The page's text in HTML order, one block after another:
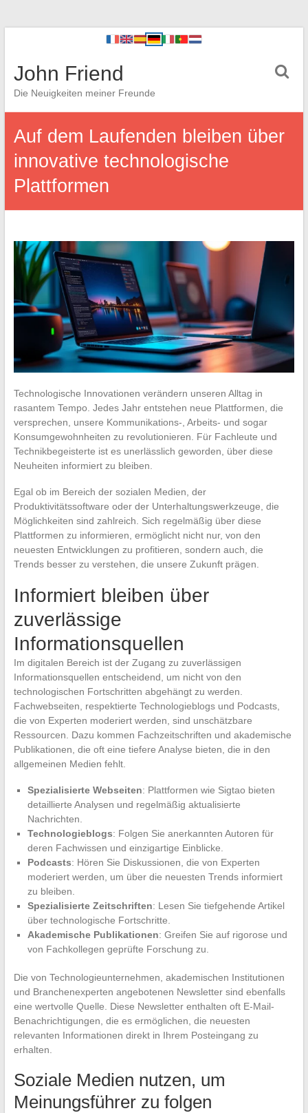
John Friend
Die Neuigkeiten meiner Freunde
Auf dem Laufenden bleiben über
innovative technologische
Plattformen
Technologische Innovationen verändern unseren Alltag in
rasantem Tempo. Jedes Jahr entstehen neue Plattformen, die
versprechen, unsere Kommunikations-, Arbeits- und sogar
Konsumgewohnheiten zu revolutionieren. Für Fachleute und
Technikbegeisterte ist es unerlässlich geworden, über diese
Neuheiten informiert zu bleiben.
Egal ob im Bereich der sozialen Medien, der
Produktivitätssoftware oder der Unterhaltungswerkzeuge, die
Möglichkeiten sind zahlreich. Sich regelmäßig über diese
Plattformen zu informieren, ermöglicht nicht nur, von den
neuesten Entwicklungen zu profitieren, sondern auch, die
Trends besser zu verstehen, die unsere Zukunft prägen.
Informiert bleiben über
zuverlässige
Informationsquellen
Im digitalen Bereich ist der Zugang zu zuverlässigen
Informationsquellen entscheidend, um nicht von den
technologischen Fortschritten abgehängt zu werden.
Fachwebseiten, respektierte Technologieblogs und Podcasts,
die von Experten moderiert werden, sind unschätzbare
Ressourcen. Dazu kommen Fachzeitschriften und akademische
Publikationen, die oft eine tiefere Analyse bieten, die in den
allgemeinen Medien fehlt.
Spezialisierte Webseiten: Plattformen wie Sigtao bieten
detaillierte Analysen und regelmäßig aktualisierte
Nachrichten.
Technologieblogs: Folgen Sie anerkannten Autoren für
deren Fachwissen und einzigartige Einblicke.
Podcasts: Hören Sie Diskussionen, die von Experten
moderiert werden, um über die neuesten Trends informiert
zu bleiben.
Spezialisierte Zeitschriften: Lesen Sie tiefgehende Artikel
über technologische Fortschritte.
Akademische Publikationen: Greifen Sie auf rigorose und
von Fachkollegen geprüfte Forschung zu.
Die von Technologieunternehmen, akademischen Institutionen
und Branchenexperten angebotenen Newsletter sind ebenfalls
eine wertvolle Quelle. Diese Newsletter enthalten oft E-Mail-
Benachrichtigungen, die es ermöglichen, die neuesten
relevanten Informationen direkt in Ihrem Posteingang zu
erhalten.
Soziale Medien nutzen, um
Meinungsführer zu folgen